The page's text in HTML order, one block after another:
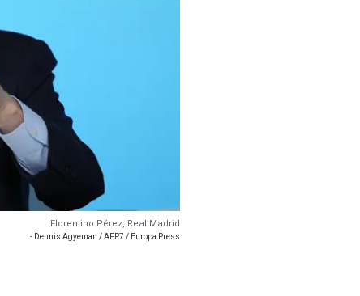
Florentino Pérez, Real Madrid
- Dennis Agyeman / AFP7 / Europa Press